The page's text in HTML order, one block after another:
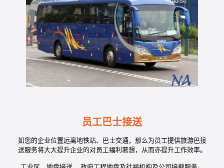
员工巴士接送
如您的企业位置远离地铁站、巴士交通，那么为员工提供旅游巴接
送服务将大大提升企业的对员工福利著想，从而亦提升工作效率。